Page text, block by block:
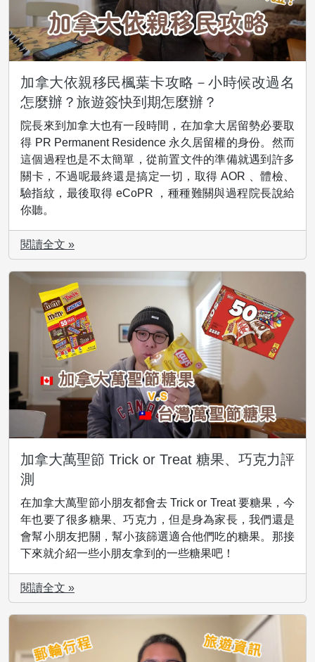
加拿大依親移民楓葉卡攻略－小時候改過名
怎麼辦？旅遊簽快到期怎麼辦？
院長來到加拿大也有一段時間，在加拿大居留勢必要取
得 PR Permanent Residence 永久居留權的身份。然而
這個過程也是不太簡單，從前置文件的準備就遇到許多
關卡，不過呢最終還是搞定一切，取得 AOR 、體檢、
驗指紋，最後取得 eCoPR ，種種難關與過程院長說給
你聽。
閱讀全文 »
加拿大萬聖節 Trick or Treat 糖果、巧克力評
測
在加拿大萬聖節小朋友都會去 Trick or Treat 要糖果，今
年也要了很多糖果、巧克力，但是身為家長，我們還是
會幫小朋友把關，幫小孩篩選適合他們吃的糖果。那接
下來就介紹一些小朋友拿到的一些糖果吧！
閱讀全文 »